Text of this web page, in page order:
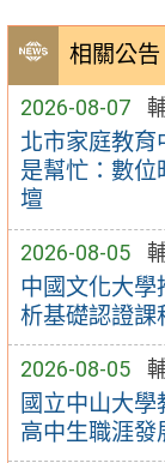
相關公告
2026-08-07
北市家庭教
是幫忙：數位
壇
2026-08-05
中國文化大
析基礎認證課
2026-08-05
國立中山大
高中生職涯發